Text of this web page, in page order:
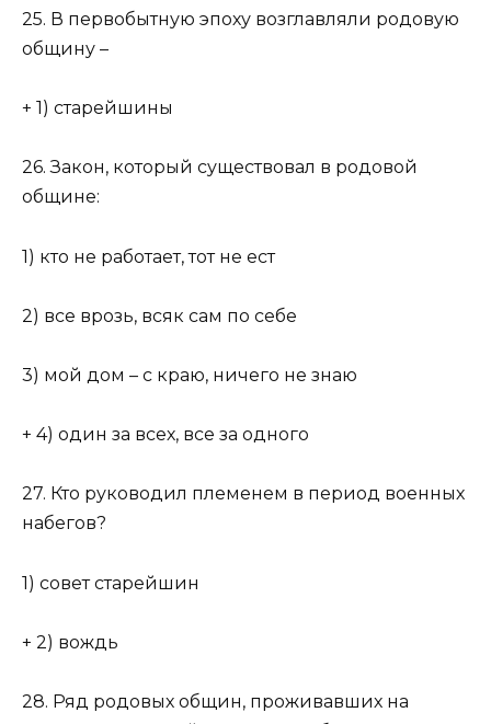
25. В первобытную эпоху возглавляли родовую
общину –
+ 1) старейшины
26. Закон, который существовал в родовой
общине:
1) кто не работает, тот не ест
2) все врозь, всяк сам по себе
3) мой дом – с краю, ничего не знаю
+ 4) один за всех, все за одного
27. Кто руководил племенем в период военных
набегов?
1) совет старейшин
+ 2) вождь
28. Ряд родовых общин, проживавших на